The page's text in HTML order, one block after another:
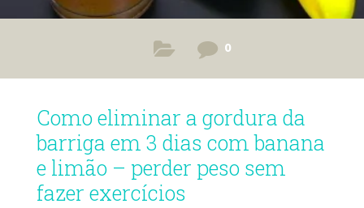
0
Como eliminar a gordura da
barriga em 3 dias com banana
e limão – perder peso sem
fazer exercícios